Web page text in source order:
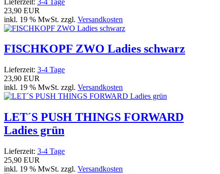
23,90 EUR
inkl. 19 % MwSt. zzgl. Versandkosten
FISCHKOPF ZWO Ladies schwarz
Lieferzeit: 3-4 Tage
23,90 EUR
inkl. 19 % MwSt. zzgl. Versandkosten
LET´S PUSH THINGS FORWARD
Ladies grün
Lieferzeit: 3-4 Tage
25,90 EUR
inkl. 19 % MwSt. zzgl. Versandkosten